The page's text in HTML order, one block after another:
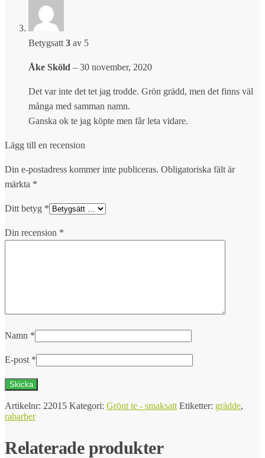
Betygsatt 3 av 5
Åke Sköld – 30 november, 2020
Det var inte det tet jag trodde. Grön grädd, men det finns väl
många med samman namn.
Ganska ok te jag köpte men får leta vidare.
Lägg till en recension
Din e-postadress kommer inte publiceras. Obligatoriska fält är
märkta *
Ditt betyg *
Din recension *
Namn *
E-post *
Artikelnr: 22015 Kategori: Grönt te - smaksatt Etiketter: grädde,
rabarber
Relaterade produkter